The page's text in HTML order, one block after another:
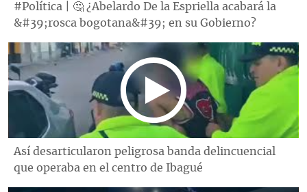
#Política | 🤔 ¿Abelardo De la Espriella acabará la
&#39;rosca bogotana&#39; en su Gobierno?
Así desarticularon peligrosa banda delincuencial
que operaba en el centro de Ibagué